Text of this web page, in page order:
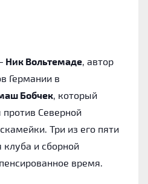
Ник Вольтемаде, автор
Германии в
Бобчек, который
Северной
Три из его пяти
клуба и сборной
время.